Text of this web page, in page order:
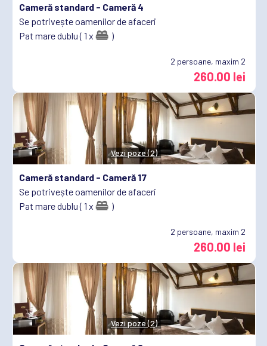
Cameră standard - Cameră 4
Se potrivește oamenilor de afaceri
Pat mare dublu ( 1 x
)
2 persoane, maxim 2
260.00 lei
Vezi poze (2)
Cameră standard - Cameră 17
Se potrivește oamenilor de afaceri
Pat mare dublu ( 1 x
)
2 persoane, maxim 2
260.00 lei
Vezi poze (2)